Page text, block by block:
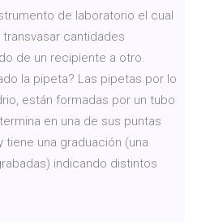
de laboratorio el cual
cantidades
de un recipiente a otro.
la pipeta? Las pipetas por lo
están formadas por un tubo
en una de sus puntas
tiene una graduación (una
indicando distintos